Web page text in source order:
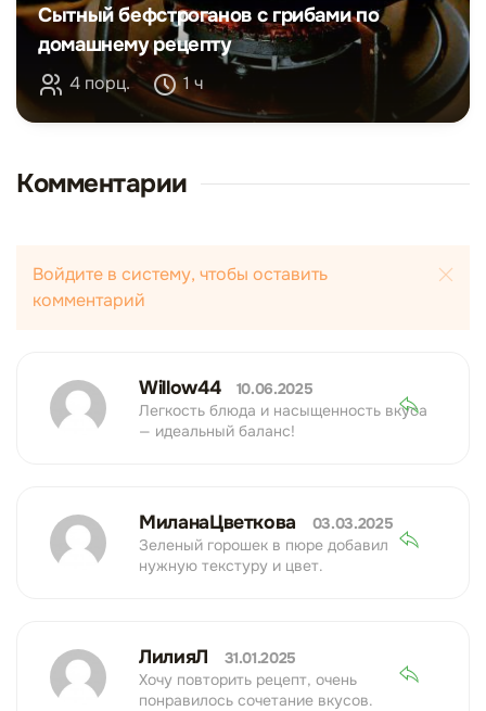
Сытный бефстроганов с грибами по
домашнему рецепту
4 порц. 1 ч
Комментарии
Войдите в систему, чтобы оставить
комментарий
Willow44
10.06.2025
Легкость блюда и насыщенность вкуса
— идеальный баланс!
МиланаЦветкова
03.03.2025
Зеленый горошек в пюре добавил
нужную текстуру и цвет.
ЛилияЛ
31.01.2025
Хочу повторить рецепт, очень
понравилось сочетание вкусов.